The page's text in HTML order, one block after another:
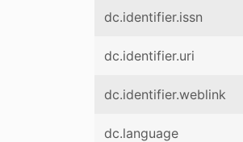
dc.identifier.issn
dc.identifier.uri
dc.identifier.weblink
dc.language